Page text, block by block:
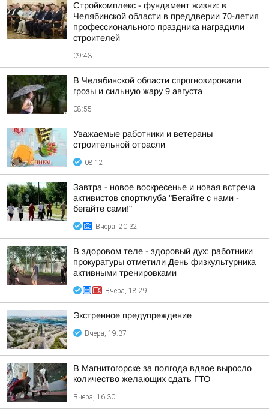
Стройкомплекс - фундамент жизни: в
Челябинской области в преддверии 70-летия
профессионального праздника наградили
строителей
09:43
В Челябинской области спрогнозировали
грозы и сильную жару 9 августа
08:55
Уважаемые работники и ветераны
строительной отрасли
08:12
Завтра - новое воскресенье и новая встреча
активистов спортклуба "Бегайте с нами -
бегайте сами!"
Вчера, 20:32
В здоровом теле - здоровый дух: работники
прокуратуры отметили День физкультурника
активными тренировками
Вчера, 18:29
Экстренное предупреждение
Вчера, 19:37
В Магнитогорске за полгода вдвое выросло
количество желающих сдать ГТО
Вчера, 16:30